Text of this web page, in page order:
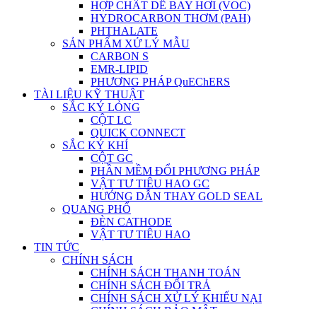
HỢP CHẤT DỄ BAY HƠI (VOC)
HYDROCARBON THƠM (PAH)
PHTHALATE
SẢN PHẨM XỬ LÝ MẪU
CARBON S
EMR-LIPID
PHƯƠNG PHÁP QuEChERS
TÀI LIỆU KỸ THUẬT
SẮC KÝ LỎNG
CỘT LC
QUICK CONNECT
SẮC KÝ KHÍ
CỘT GC
PHẦN MỀM ĐỔI PHƯƠNG PHÁP
VẬT TƯ TIÊU HAO GC
HƯỚNG DẪN THAY GOLD SEAL
QUANG PHỔ
ĐÈN CATHODE
VẬT TƯ TIÊU HAO
TIN TỨC
CHÍNH SÁCH
CHÍNH SÁCH THANH TOÁN
CHÍNH SÁCH ĐỔI TRẢ
CHÍNH SÁCH XỬ LÝ KHIẾU NẠI